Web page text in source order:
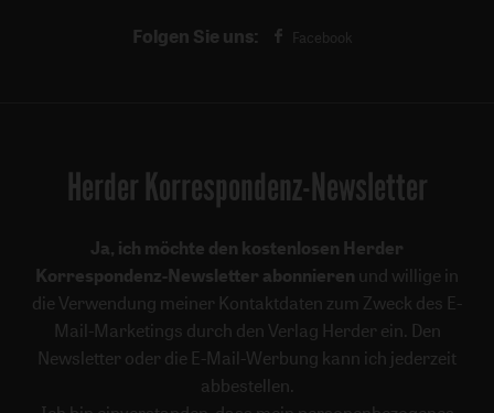
Folgen Sie uns: Facebook
Herder Korrespondenz-Newsletter
Ja, ich möchte den kostenlosen Herder
Korrespondenz-Newsletter abonnieren und willige in
die Verwendung meiner Kontaktdaten zum Zweck des E-
Mail-Marketings durch den Verlag Herder ein. Den
Newsletter oder die E-Mail-Werbung kann ich jederzeit
abbestellen.